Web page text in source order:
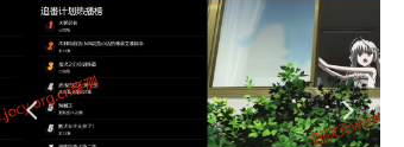
넳 넲